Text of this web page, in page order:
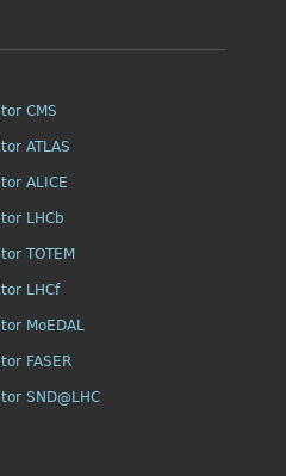
CMS
ATLAS
ALICE
LHCb
TOTEM
LHCf
MoEDAL
FASER
SND@LHC